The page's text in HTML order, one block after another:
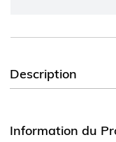
Description
Information du